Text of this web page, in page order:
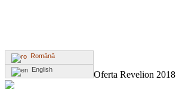
Română
English
Oferta Revelion 2018